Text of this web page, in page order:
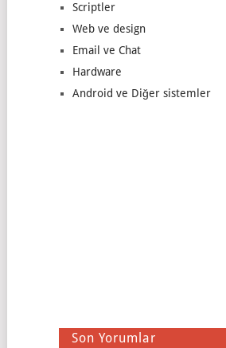
Scriptler
Web ve design
Email ve Chat
Hardware
Android ve Diğer sistemler
Son Yorumlar